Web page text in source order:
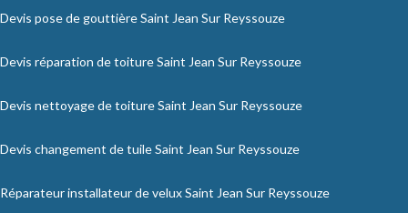
Devis pose de gouttière Saint Jean Sur Reyssouze
Devis réparation de toiture Saint Jean Sur Reyssouze
Devis nettoyage de toiture Saint Jean Sur Reyssouze
Devis changement de tuile Saint Jean Sur Reyssouze
Réparateur installateur de velux Saint Jean Sur Reyssouze